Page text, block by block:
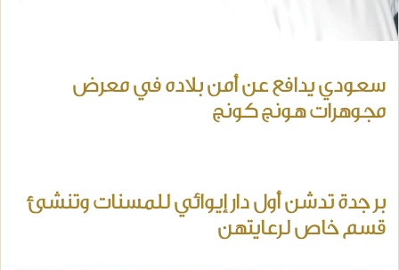
سعودي يدافع عن أمن بلاده في معرض
مجوهرات هونج كونج
بر جدة تدشن أول دار إيوائي للمسنات وتنشئ
قسم خاص لرعايتهن